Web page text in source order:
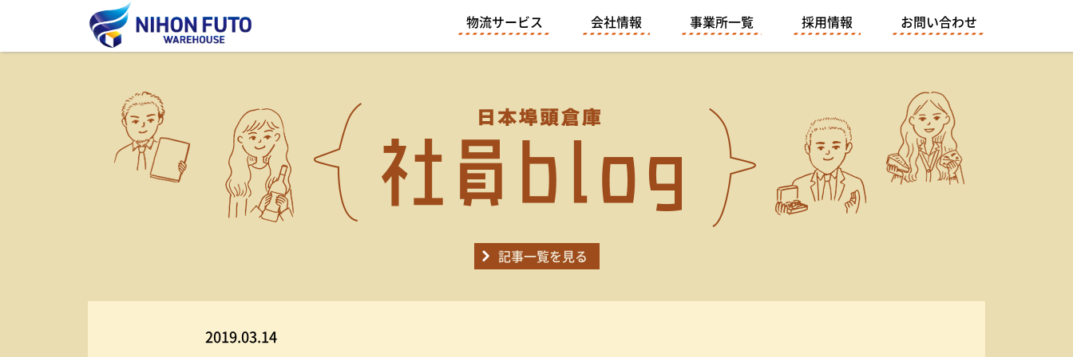
物流サービス 会社情報 事業所一覧 採用情報 お問い合わせ
記事一覧を見る
2019.03.14